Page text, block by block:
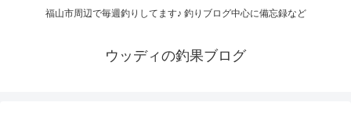
福山市周辺で毎週釣りしてます♪ 釣りブログ中心に備忘録など
ウッディの釣果ブログ